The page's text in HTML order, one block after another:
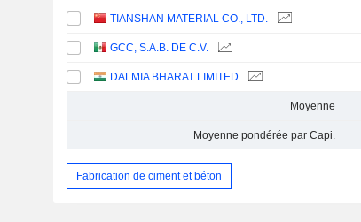
TIANSHAN MATERIAL CO., LTD.
GCC, S.A.B. DE C.V.
DALMIA BHARAT LIMITED
Moyenne
Moyenne pondérée par Capi.
Fabrication de ciment et béton